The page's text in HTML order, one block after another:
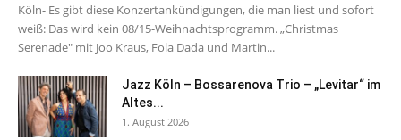
Köln- Es gibt diese Konzertankündigungen, die man liest und sofort
weiß: Das wird kein 08/15-Weihnachtsprogramm. „Christmas
Serenade" mit Joo Kraus, Fola Dada und Martin...
Jazz Köln – Bossarenova Trio – „Levitar“ im
Altes...
1. August 2026